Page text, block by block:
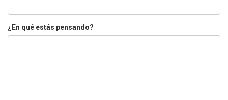
¿En qué estás pensando?